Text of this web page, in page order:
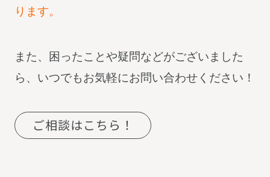
ります。
また、困ったことや疑問などがございました
ら、いつでもお気軽にお問い合わせください！
ご相談はこちら！